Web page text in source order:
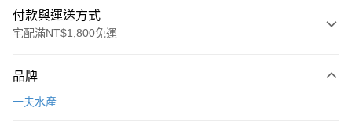
付款與運送方式
宅配滿NT$1,800免運
信用卡一次付款
品牌
一夫水產